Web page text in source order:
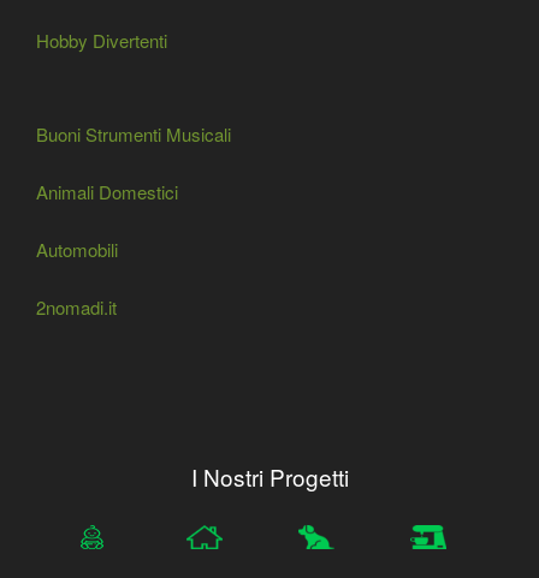
Hobby Divertenti
Buoni Strumenti Musicali
Animali Domestici
Automobili
2nomadi.it
I Nostri Progetti